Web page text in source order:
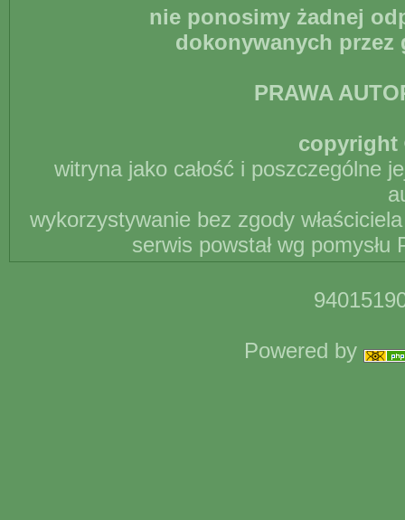
nie ponosimy żadnej
dokonywanych
PRAWA
copyright
witryna jako całość i poszczególne
wykorzystywanie bez zgody
serwis powstał wg
Powered by